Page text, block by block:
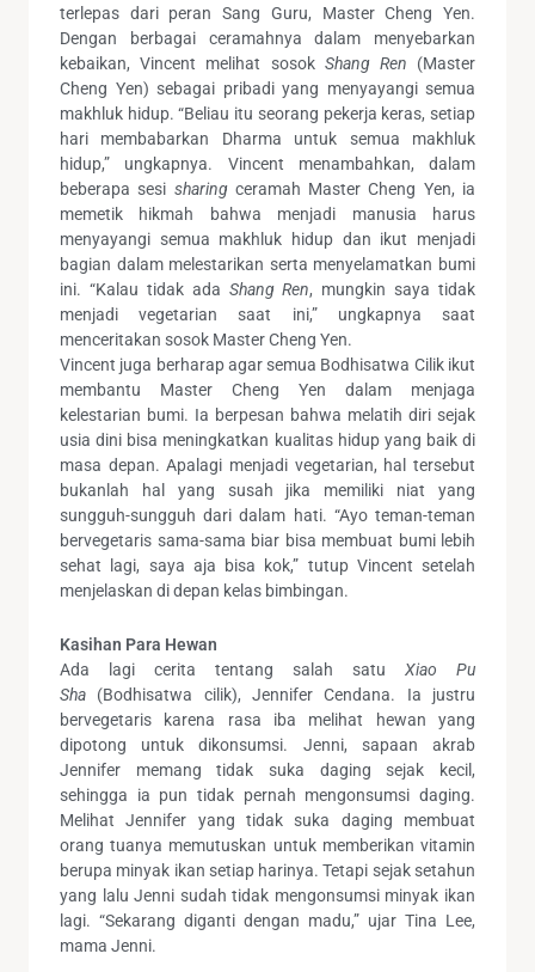
terlepas dari peran Sang Guru, Master Cheng Yen.
Dengan berbagai ceramahnya dalam menyebarkan
kebaikan, Vincent melihat sosok Shang Ren (Master
Cheng Yen) sebagai pribadi yang menyayangi semua
makhluk hidup. “Beliau itu seorang pekerja keras, setiap
hari membabarkan Dharma untuk semua makhluk
hidup,” ungkapnya. Vincent menambahkan, dalam
beberapa sesi sharingceramah Master Cheng Yen, ia
memetik hikmah bahwa menjadi manusia harus
menyayangi semua makhluk hidup dan ikut menjadi
bagian dalam melestarikan serta menyelamatkan bumi
ini. “Kalau tidak ada Shang Ren, mungkin saya tidak
menjadi vegetarian saat ini,” ungkapnya saat
menceritakan sosok Master Cheng Yen.
Vincent juga berharap agar semua Bodhisatwa Cilik ikut
membantu Master Cheng Yen dalam menjaga
kelestarian bumi. Ia berpesan bahwa melatih diri sejak
usia dini bisa meningkatkan kualitas hidup yang baik di
masa depan. Apalagi menjadi vegetarian, hal tersebut
bukanlah hal yang susah jika memiliki niat yang
sungguh-sungguh dari dalam hati. “Ayo teman-teman
bervegetaris sama-sama biar bisa membuat bumi lebih
sehat lagi, saya aja bisa kok,” tutup Vincent setelah
menjelaskan di depan kelas bimbingan.
Kasihan Para Hewan
Ada lagi cerita tentang salah satu Xiao Pu
Sha (Bodhisatwa cilik), Jennifer Cendana. Ia justru
bervegetaris karena rasa iba melihat hewan yang
dipotong untuk dikonsumsi. Jenni, sapaan akrab
Jennifer memang tidak suka daging sejak kecil,
sehingga ia pun tidak pernah mengonsumsi daging.
Melihat Jennifer yang tidak suka daging membuat
orang tuanya memutuskan untuk memberikan vitamin
berupa minyak ikan setiap harinya. Tetapi sejak setahun
yang lalu Jenni sudah tidak mengonsumsi minyak ikan
lagi. “Sekarang diganti dengan madu,” ujar Tina Lee,
mama Jenni.